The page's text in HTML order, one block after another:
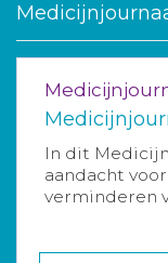
In dit
aandacht
verminderen